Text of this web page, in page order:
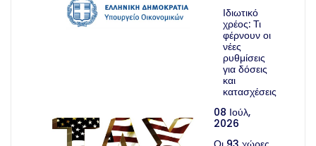
Ιδιωτικό
χρέος: Τι
φέρνουν οι
νέες
ρυθμίσεις
για δόσεις
και
κατασχέσεις
08 Ιούλ,
2026